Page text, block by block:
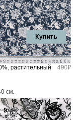
Купить
растительный
490₽
см.